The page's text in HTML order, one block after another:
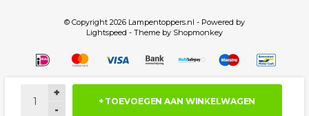
+
-
+ TOEVOEGEN AAN WINKELWAGEN
© Copyright 2026 Lampentoppers.nl - Powered by
Lightspeed - Theme by Shopmonkey